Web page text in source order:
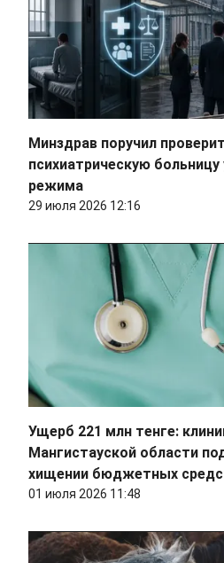
Минздрав поручил
психиатрическую больницу
режима
29 июля 2026 12:16
Ущерб 221 млн тенге:
Мангистауской области
хищении бюджетных
01 июля 2026 11:48